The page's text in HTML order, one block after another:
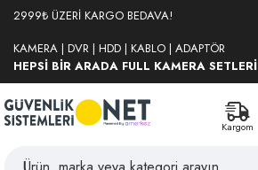
2999₺ ÜZERİ KARGO BEDAVA!
KAMERA | DVR | HDD | KABLO | ADAPTÖR
HEPSİ BİR ARADA FULL KAMERA SETLERİ
Kargom